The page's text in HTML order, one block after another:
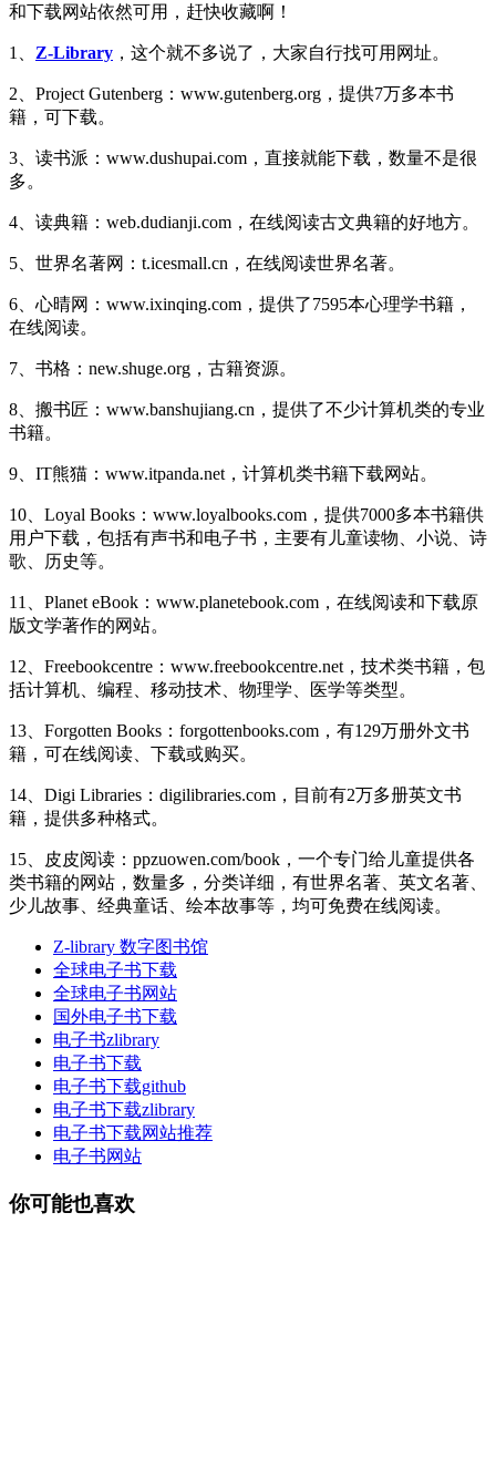
和下载网站依然可用，赶快收藏啊！
1、 Z-Library ，这个就不多说了，大家自行找可用网址。
2、Project Gutenberg：www.gutenberg.org，提供7万多本书
籍，可下载。
3、读书派：www.dushupai.com，直接就能下载，数量不是很
多。 ​​​
4、读典籍：web.dudianji.com，在线阅读古文典籍的好地方。
5、世界名著网：t.icesmall.cn，在线阅读世界名著。
6、心晴网：www.ixinqing.com，提供了7595本心理学书籍，
在线阅读。
7、书格：new.shuge.org，古籍资源。
8、搬书匠：www.banshujiang.cn，提供了不少计算机类的专业
书籍。
9、IT熊猫：www.itpanda.net，计算机类书籍下载网站。
10、Loyal Books：www.loyalbooks.com，提供7000多本书籍供
用户下载，包括有声书和电子书，主要有儿童读物、小说、诗
歌、历史等。
11、Planet eBook：www.planetebook.com，在线阅读和下载原
版文学著作的网站。
12、Freebookcentre：www.freebookcentre.net，技术类书籍，包
括计算机、编程、移动技术、物理学、医学等类型。
13、Forgotten Books：forgottenbooks.com，有129万册外文书
籍，可在线阅读、下载或购买。
14、Digi Libraries：digilibraries.com，目前有2万多册英文书
籍，提供多种格式。
15、皮皮阅读：ppzuowen.com/book，一个专门给儿童提供各
类书籍的网站，数量多，分类详细，有世界名著、英文名著、
少儿故事、经典童话、绘本故事等，均可免费在线阅读。
Z-library 数字图书馆
全球电子书下载
全球电子书网站
国外电子书下载
电子书zlibrary
电子书下载
电子书下载github
电子书下载zlibrary
电子书下载网站推荐
电子书网站
你可能也喜欢